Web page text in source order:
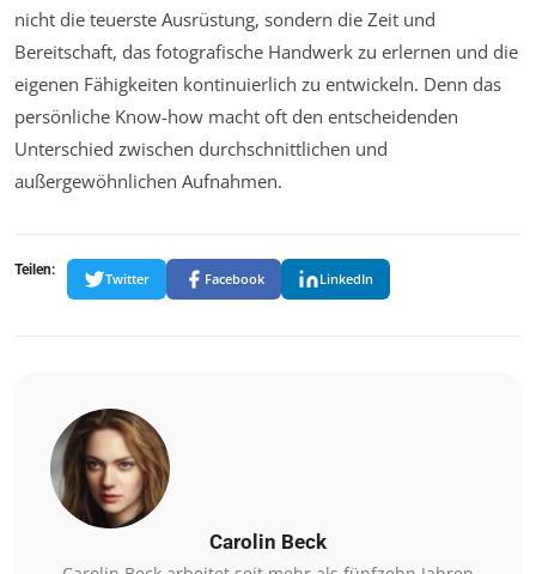
nicht die teuerste Ausrüstung, sondern die Zeit und
Bereitschaft, das fotografische Handwerk zu erlernen und die
eigenen Fähigkeiten kontinuierlich zu entwickeln. Denn das
persönliche Know-how macht oft den entscheidenden
Unterschied zwischen durchschnittlichen und
außergewöhnlichen Aufnahmen.
Teilen:
Twitter Facebook LinkedIn
Carolin Beck